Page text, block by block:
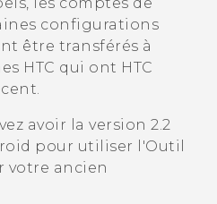
les comptes de
configurations
être transférés à
HTC qui ont HTC
avoir la version 2.2
pour utiliser l'Outil
votre ancien